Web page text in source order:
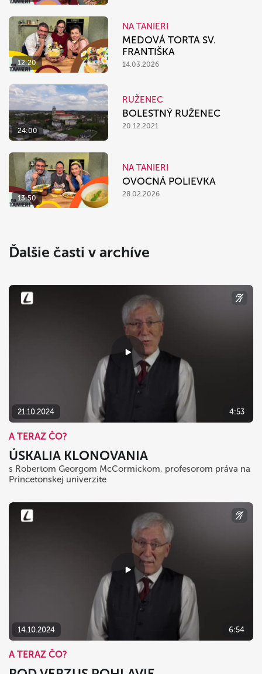
12:20
NA TANIERI
MEDOVÁ TORTA SV.
FRANTIŠKA
14.03.2026
24:00
RUŽENEC
BOLESTNÝ RUŽENEC
20.12.2021
13:50
NA TANIERI
OVOCNÁ POLIEVKA
28.02.2026
Ďalšie časti v archíve
21.10.2024 4:53
A TERAZ ČO?
ÚSKALIA KLONOVANIA
s Robertom Georgom McCormickom, profesorom práva na
Princetonskej univerzite
14.10.2024 6:54
A TERAZ ČO?